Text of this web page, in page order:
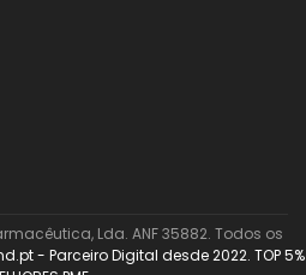
Lda. ANF 35882. Todos os
- Parceiro Digital desde 2022. TOP 5%